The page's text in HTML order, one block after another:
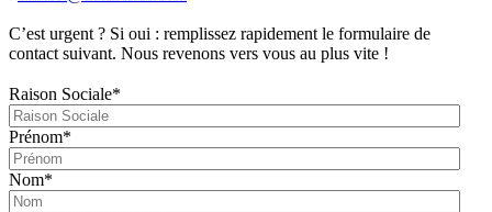
C’est urgent ? Si oui : remplissez rapidement le formulaire de
contact suivant. Nous revenons vers vous au plus vite !
Raison Sociale*
Prénom*
Nom*